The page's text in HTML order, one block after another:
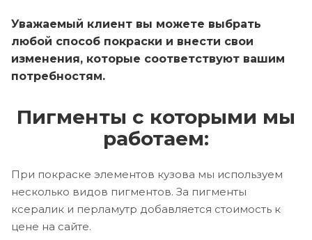
Уважаемый клиент вы можете выбрать
любой способ покраски и внести свои
изменения, которые соответствуют вашим
потребностям.
Пигменты с которыми мы
работаем:
При покраске элементов кузова мы используем
несколько видов пигментов. За пигменты
ксералик и перламутр добавляется стоимость к
цене на сайте.